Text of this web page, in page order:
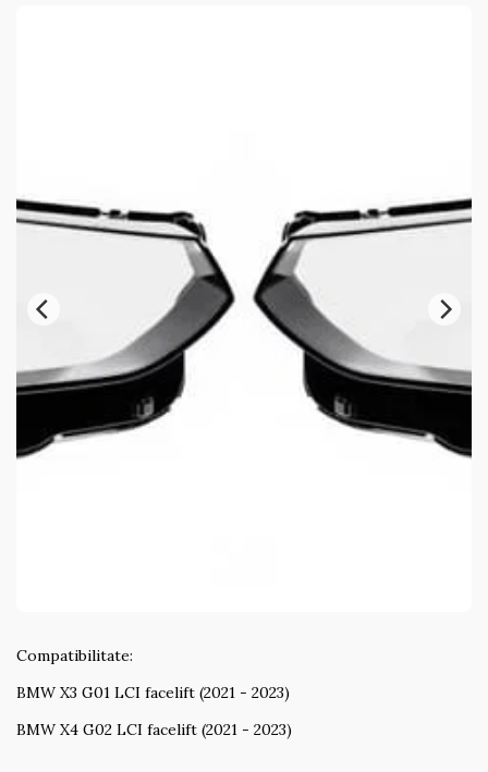
Compatibilitate:
BMW X3 G01 LCI facelift (2021 - 2023)
BMW X4 G02 LCI facelift (2021 - 2023)